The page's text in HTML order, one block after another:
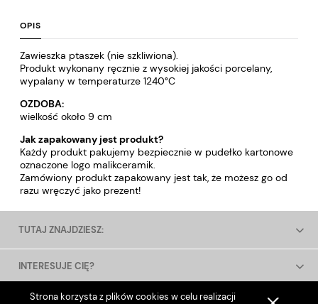
Strona korzysta z plików cookies w celu realizacji
OPIS
Zawieszka ptaszek (nie szkliwiona).
Produkt wykonany ręcznie z wysokiej jakości porcelany,
wypalany w temperaturze 1240°C
OZDOBA:
wielkość około 9 cm
Jak zapakowany jest produkt?
Każdy produkt pakujemy bezpiecznie w pudełko kartonowe
oznaczone logo malikceramik.
Zamówiony produkt zapakowany jest tak, że możesz go od
razu wręczyć jako prezent!
TUTAJ ZNAJDZIESZ:
INTERESUJE CIĘ?